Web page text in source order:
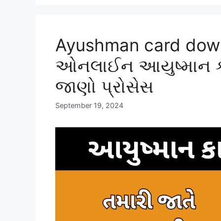
Ayushman card
ઓનલાઈન આયુષ્માન
જાણો પ્રોસેસ
September 19, 2024